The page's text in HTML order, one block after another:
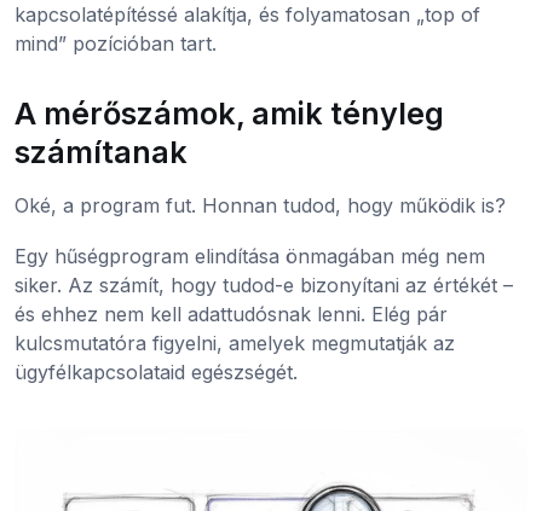
kapcsolatépítéssé alakítja, és folyamatosan „top of
mind” pozícióban tart.
A mérőszámok, amik tényleg
számítanak
Oké, a program fut. Honnan tudod, hogy működik is?
Egy hűségprogram elindítása önmagában még nem
siker. Az számít, hogy tudod-e bizonyítani az értékét –
és ehhez nem kell adattudósnak lenni. Elég pár
kulcsmutatóra figyelni, amelyek megmutatják az
ügyfélkapcsolataid egészségét.